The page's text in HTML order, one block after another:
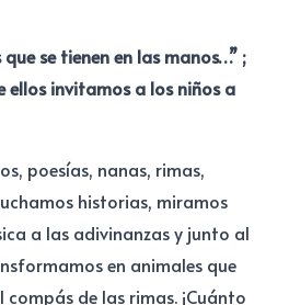
se tienen en las manos…” ;
ellos invitamos a los niños a
poesías, nanas, rimas,
historias, miramos
a las adivinanzas y junto al
en animales que
de las rimas. ¡Cuánto